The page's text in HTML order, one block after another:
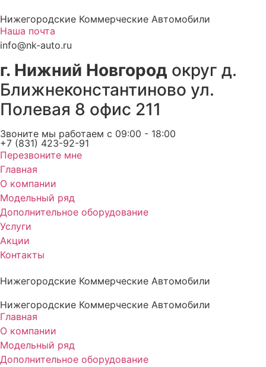
к
содержимому
Нижегородские Коммерческие Автомобили
Наша почта
info@nk-auto.ru
г. Нижний Новгород округ д.
Ближнеконстантиново ул.
Полевая 8 офис 211
Звоните мы работаем c 09:00 - 18:00
+7 (831) 423-92-91
Перезвоните мне
Главная
О компании
Модельный ряд
Дополнительное оборудование
Услуги
Акции
Контакты
Нижегородские Коммерческие Автомобили
Нижегородские Коммерческие Автомобили
Главная
О компании
Модельный ряд
Дополнительное оборудование